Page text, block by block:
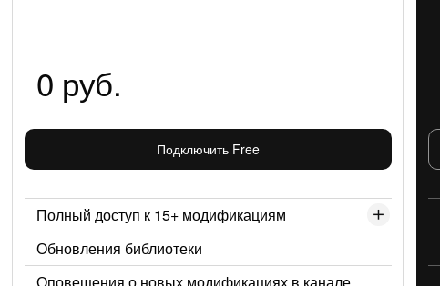
Оповещения о новых модификациях в канале
Обновления библиотеки
Полный доступ к 15+ модификациям
0 руб.
Подключить Free